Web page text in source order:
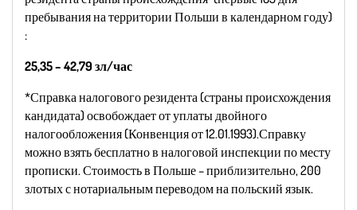
пребывания на территории Польши в календарном году)
:
25,35 – 42,79 зл/час
*Справка налогового резидента (страны происхождения
кандидата) освобождает от уплаты двойного
налогообложения (Конвенция от 12.01.1993).Справку
можно взять бесплатно в налоговой инспекции по месту
прописки. Стоимость в Польше – приблизительно, 200
злотых с нотариальным переводом на польский язык.